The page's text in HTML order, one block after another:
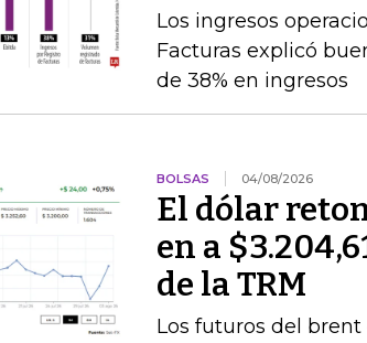
Los ingresos
Facturas explicó
de 38% en ingresos
BOLSAS 04/08/2026
El dólar
en a
de la TRM
Los futuros del brent